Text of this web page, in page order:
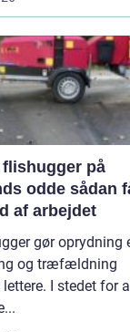
flishugger på
sådan får du
af arbejdet
gør oprydning
og træfældning
I stedet for